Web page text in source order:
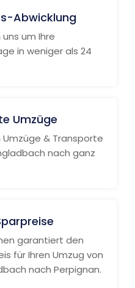
Abwicklung
um Ihre
in weniger als 24
Umzüge
Umzüge & Transporte
nach ganz
garantiert den
für Ihren Umzug von
nach Perpignan.